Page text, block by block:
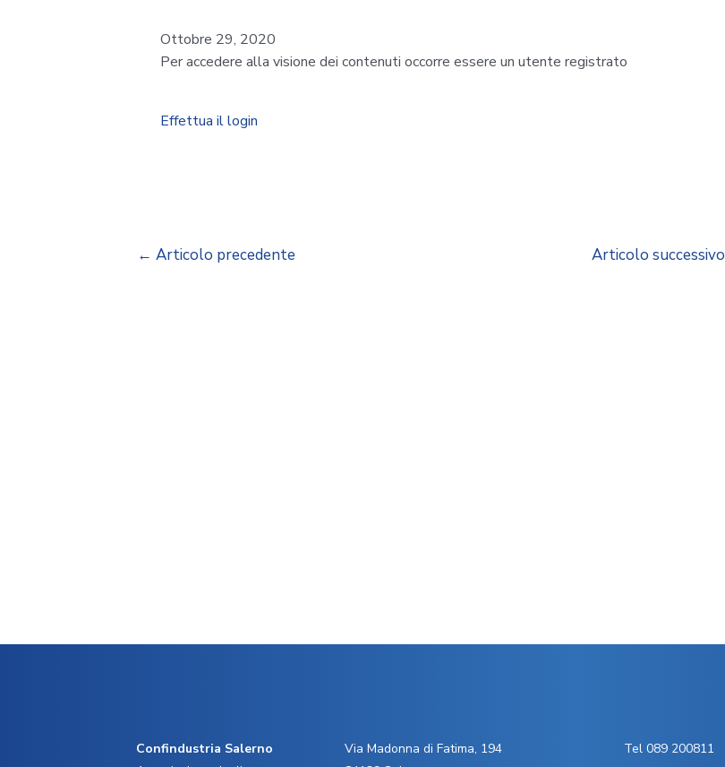
Ottobre 29, 2020
Per accedere alla visione dei contenuti occorre essere un utente registrato
Effettua il login
← Articolo precedente Articolo successivo
Confindustria Salerno
Via Madonna di Fatima, 194
Tel 089 200811